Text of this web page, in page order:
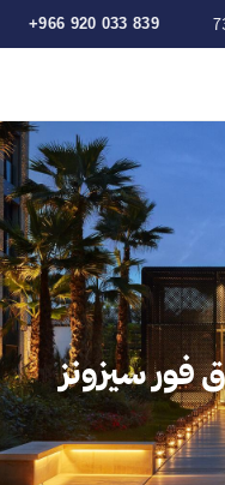
+966 920 033 839
فور سيزونز